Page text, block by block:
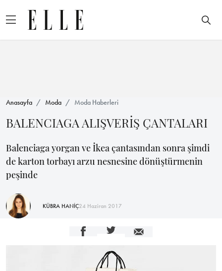
Anasayfa Moda Moda Haberleri
BALENCIAGA ALIŞVERİŞ ÇANTALARI
Balenciaga yorgan ve İkea çantasından sonra şimdi
de karton torbayı arzu nesnesine dönüştürmenin
peşinde
KÜBRA HANİÇ24 Haziran 2017